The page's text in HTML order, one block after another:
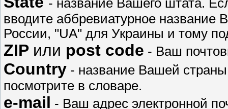
- название Вашего штата.
вводите аббревиатурное название
России, "UA" для Украины и тому
ZIP или post code - Ваш
Country - название Вашей
посмотрите в словаре.
e-mail - Ваш адрес электронной